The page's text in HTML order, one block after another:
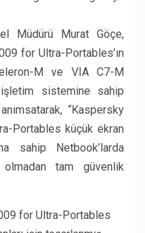
Müdürü Murat Göçe,
for Ultra-Portables’ın
M ve VIA C7-M
sistemine sahip
“Kaspersky
Portables küçük ekran
sahip Netbook’larda
tam güvenlik
for Ultra-Portables